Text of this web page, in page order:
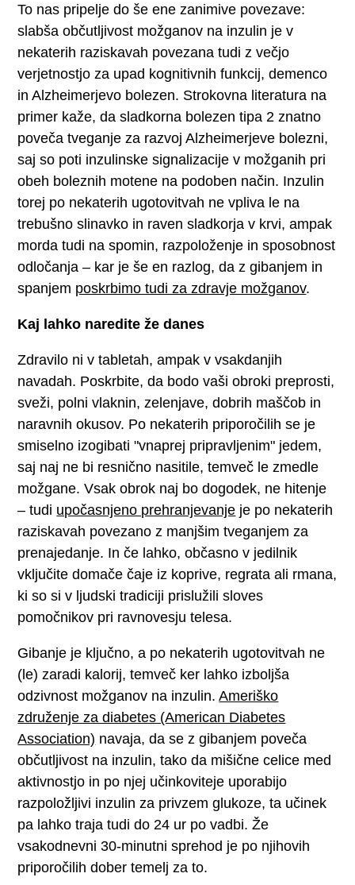
To nas pripelje do še ene zanimive povezave:
slabša občutljivost možganov na inzulin je v
nekaterih raziskavah povezana tudi z večjo
verjetnostjo za upad kognitivnih funkcij, demenco
in Alzheimerjevo bolezen. Strokovna literatura na
primer kaže, da sladkorna bolezen tipa 2 znatno
poveča tveganje za razvoj Alzheimerjeve bolezni,
saj so poti inzulinske signalizacije v možganih pri
obeh boleznih motene na podoben način. Inzulin
torej po nekaterih ugotovitvah ne vpliva le na
trebušno slinavko in raven sladkorja v krvi, ampak
morda tudi na spomin, razpoloženje in sposobnost
odločanja – kar je še en razlog, da z gibanjem in
spanjem poskrbimo tudi za zdravje možganov.
Kaj lahko naredite že danes
Zdravilo ni v tabletah, ampak v vsakdanjih
navadah. Poskrbite, da bodo vaši obroki preprosti,
sveži, polni vlaknin, zelenjave, dobrih maščob in
naravnih okusov. Po nekaterih priporočilih se je
smiselno izogibati "vnaprej pripravljenim" jedem,
saj naj ne bi resnično nasitile, temveč le zmedle
možgane. Vsak obrok naj bo dogodek, ne hitenje
– tudi upočasnjeno prehranjevanje je po nekaterih
raziskavah povezano z manjšim tveganjem za
prenajedanje. In če lahko, občasno v jedilnik
vključite domače čaje iz koprive, regrata ali rmana,
ki so si v ljudski tradiciji prislužili sloves
pomočnikov pri ravnovesju telesa.
Gibanje je ključno, a po nekaterih ugotovitvah ne
(le) zaradi kalorij, temveč ker lahko izboljša
odzivnost možganov na inzulin.Ameriško
združenje za diabetes (American Diabetes
Association) navaja, da se z gibanjem poveča
občutljivost na inzulin, tako da mišične celice med
aktivnostjo in po njej učinkoviteje uporabijo
razpoložljivi inzulin za privzem glukoze, ta učinek
pa lahko traja tudi do 24 ur po vadbi. Že
vsakodnevni 30-minutni sprehod je po njihovih
priporočilih dober temelj za to.